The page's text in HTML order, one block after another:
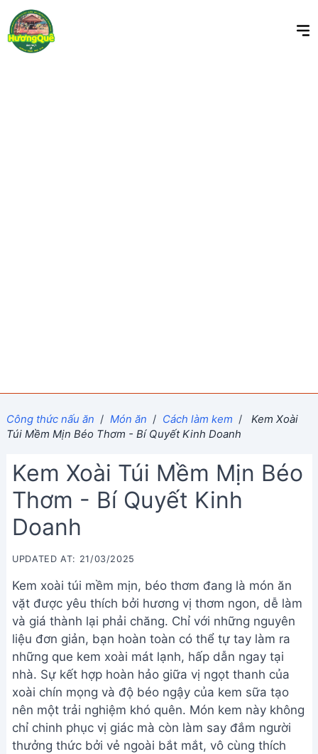
Công thức nấu ăn / Món ăn / Cách làm kem /
Kem Xoài
Túi Mềm Mịn Béo Thơm - Bí Quyết Kinh Doanh
Kem Xoài Túi Mềm Mịn Béo
Thơm - Bí Quyết Kinh
Doanh
UPDATED AT: 21/03/2025
Kem xoài túi mềm mịn, béo thơm đang là món ăn
vặt được yêu thích bởi hương vị thơm ngon, dễ làm
và giá thành lại phải chăng. Chỉ với những nguyên
liệu đơn giản, bạn hoàn toàn có thể tự tay làm ra
những que kem xoài mát lạnh, hấp dẫn ngay tại
nhà. Sự kết hợp hoàn hảo giữa vị ngọt thanh của
xoài chín mọng và độ béo ngậy của kem sữa tạo
nên một trải nghiệm khó quên. Món kem này không
chỉ chinh phục vị giác mà còn làm say đắm người
thưởng thức bởi vẻ ngoài bắt mắt, vô cùng thích